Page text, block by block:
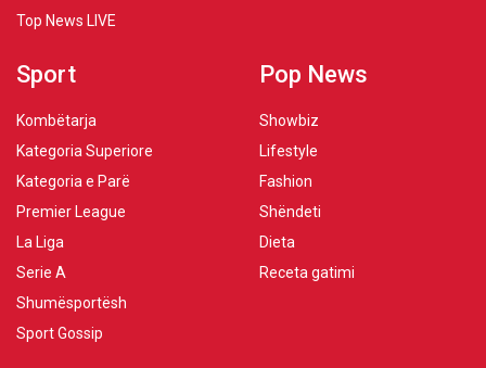
Top News LIVE
Sport
Kombëtarja
Kategoria Superiore
Kategoria e Parë
Premier League
La Liga
Serie A
Shumësportësh
Sport Gossip
Pop News
Showbiz
Lifestyle
Fashion
Shëndeti
Dieta
Receta gatimi